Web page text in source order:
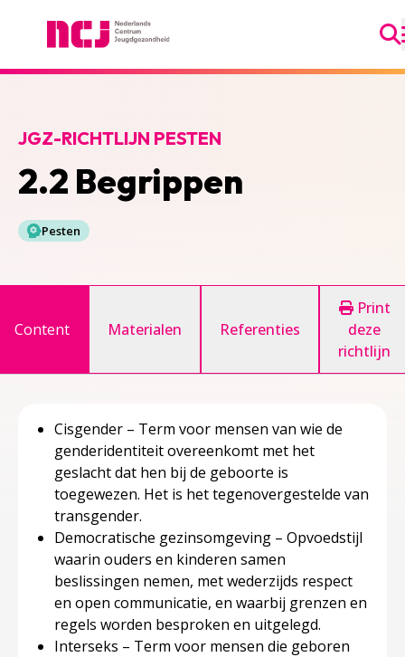
2.2 Begrippen
JGZ-RICHTLIJN PESTEN
Pesten
Content Materialen Referenties
Print
deze
richtlijn
Cisgender – Term voor mensen van wie de
genderidentiteit overeenkomt met het
geslacht dat hen bij de geboorte is
toegewezen. Het is het tegenovergestelde van
transgender.
Democratische gezinsomgeving – Opvoedstijl
waarin ouders en kinderen samen
beslissingen nemen, met wederzijds respect
en open communicatie, en waarbij grenzen en
regels worden besproken en uitgelegd.
Interseks – Term voor mensen die geboren